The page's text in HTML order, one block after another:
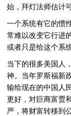
始，拜灯法师估计
一个系统有它的惯
常难以改变它行进
或者只是给这个系
当下的很多美国人
神。当年罗斯福新
输给现在的中国人
更好，对巨商富贾
严，将财富转移到